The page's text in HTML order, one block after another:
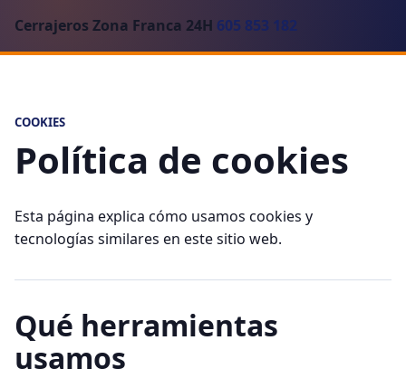
Cerrajeros Zona Franca 24H 605 853 182
COOKIES
Política de cookies
Esta página explica cómo usamos cookies y
tecnologías similares en este sitio web.
Qué herramientas
usamos